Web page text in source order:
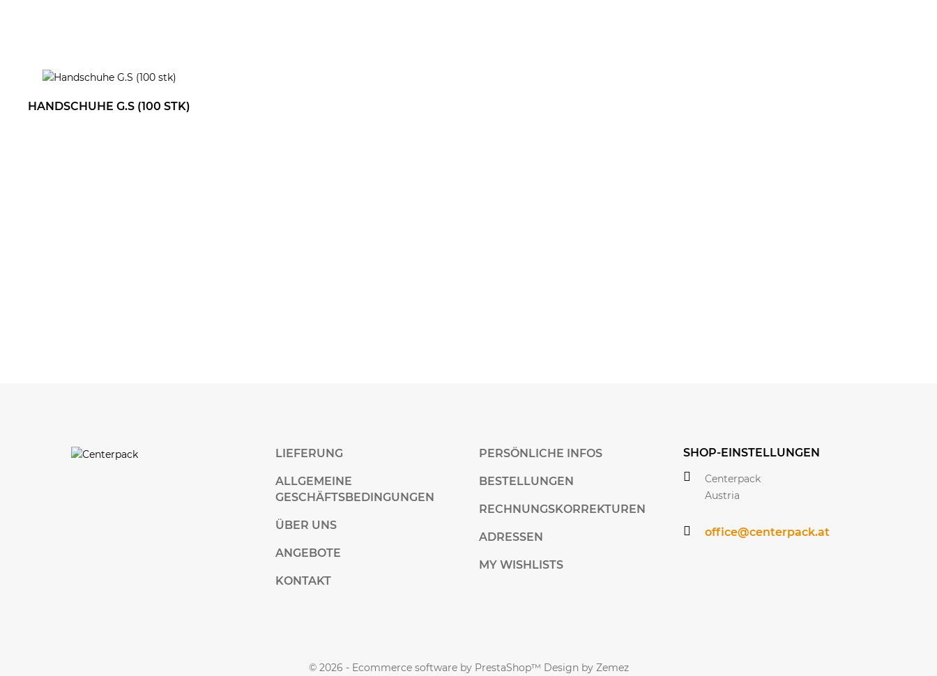
HANDSCHUHE G.S (100 STK)
LIEFERUNG
ALLGEMEINE
GESCHÄFTSBEDINGUNGEN
ÜBER UNS
ANGEBOTE
KONTAKT
PERSÖNLICHE INFOS
BESTELLUNGEN
RECHNUNGSKORREKTUREN
ADRESSEN
MY WISHLISTS
SHOP-EINSTELLUNGEN
Centerpack
Austria
office@centerpack.at
© 2026 - Ecommerce software by PrestaShop™ Design by Zemez